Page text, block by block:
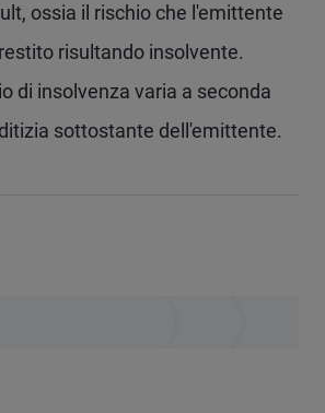
ossia il rischio che l'emittente
risultando insolvente.
di insolvenza varia a seconda
sottostante dell'emittente.